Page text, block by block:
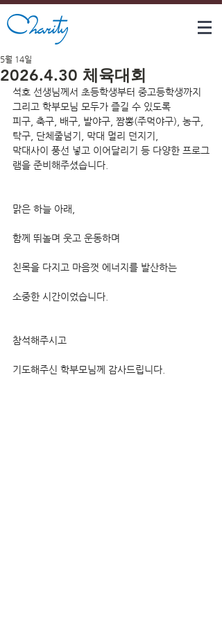
2026.4.30 체육대회
5월 14일
석호 선생님께서 초등학생부터 중고등학생까지
그리고 학부모님 모두가 즐길 수 있도록
피구, 축구, 배구, 발야구, 짬뽕(주먹야구), 농구,
탁구, 단체줄넘기, 막대 멀리 던지기,
막대사이 풍선 넣고 이어달리기 등 다양한 프로그
램을 준비해주셨습니다.
맑은 하늘 아래,
함께 뛰놀며 웃고 운동하며
친목을 다지고 마음껏 에너지를 발산하는
소중한 시간이었습니다.
참석해주시고
기도해주신 학부모님께 감사드립니다.